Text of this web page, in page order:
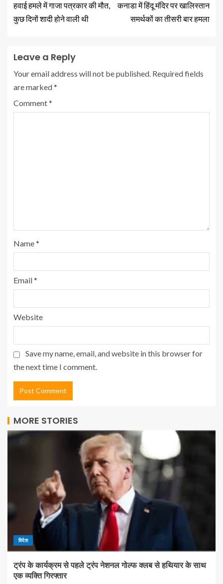
हवाई हमले में गाजा पत्रकार की मौत,
कुछ दिनों शादी होने वाली थी
कनाडा में हिंदू मंदिर पर खालिस्तान
समर्थकों का तीसरी बार हमला
Leave a Reply
Your email address will not be published. Required fields
are marked*
Comment*
Name*
Email*
Website
Save my name, email, and website in this browser for
the next time I comment.
MORE STORIES
विदेश
ट्रंप के कार्यक्रम से पहले ट्रंप नेशनल गोल्फ क्लब से हथियार के साथ
एक व्यक्ति गिरफ्तार